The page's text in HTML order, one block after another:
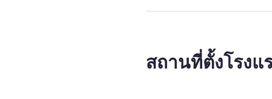
สถานที่ตั้งโรงแ